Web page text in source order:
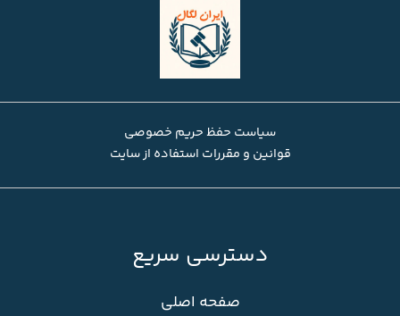
سیاست حفظ حریم خصوصی
قوانین و مقررات استفاده از سایت
دسترسی سریع
صفحه اصلی